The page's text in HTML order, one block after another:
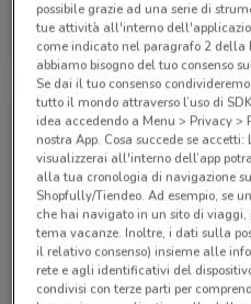
Alpitour
Scade il 31/01
possibile grazie ad una serie di
tue attività all'interno
come indicato nel paragrafo 2 della
abbiamo bisogno del tuo consenso
Se dai il tuo consenso
tutto il mondo attraverso l’uso di
idea accedendo a Menu > Privacy >
nostra App. Cosa succede se
visualizzerai all'interno dell’app
alla tua cronologia di navigazione
Shopfully/Tiendeo. Ad esempio, se
che hai navigato in un sito di
tema vacanze. Inoltre, i dati sulla
il relativo consenso) insieme alle
rete e agli identificativi del
condivisi con terze parti per